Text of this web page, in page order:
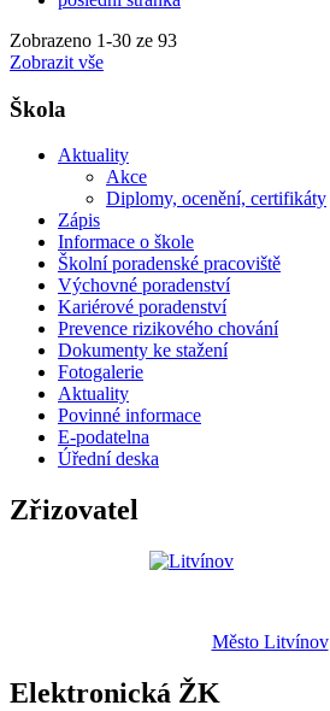
Zobrazeno 1-30 ze 93
Zobrazit vše
Škola
Aktuality
Akce
Diplomy, ocenění, certifikáty
Zápis
Informace o škole
Školní poradenské pracoviště
Výchovné poradenství
Kariérové poradenství
Prevence rizikového chování
Dokumenty ke stažení
Fotogalerie
Aktuality
Povinné informace
E-podatelna
Úřední deska
Zřizovatel
Město Litvínov
Elektronická ŽK